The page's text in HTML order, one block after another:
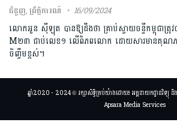
ជំនួញ,ព្រឹត្តិការណ៍ 16/09/2024
លោកអួន ស៊ីឡុត បានឱ្យដឹងថា គ្រាប់ស្វាយចន្ទីកម្ពុជាត្រូវ
M២៣ ជាប់លេខ​១ លើពិភពលោក ដោយសារមានគុណភា
ចិញ្ចឹមខ្ពស់។
ឆ្នាំ2020 - 2024 © រក្សាសិទ្ធិគ្រប់យ៉ាងដោយ៖ អគ្គនាយកដ្ឋានវិទ្យុ
Apsara Media Services